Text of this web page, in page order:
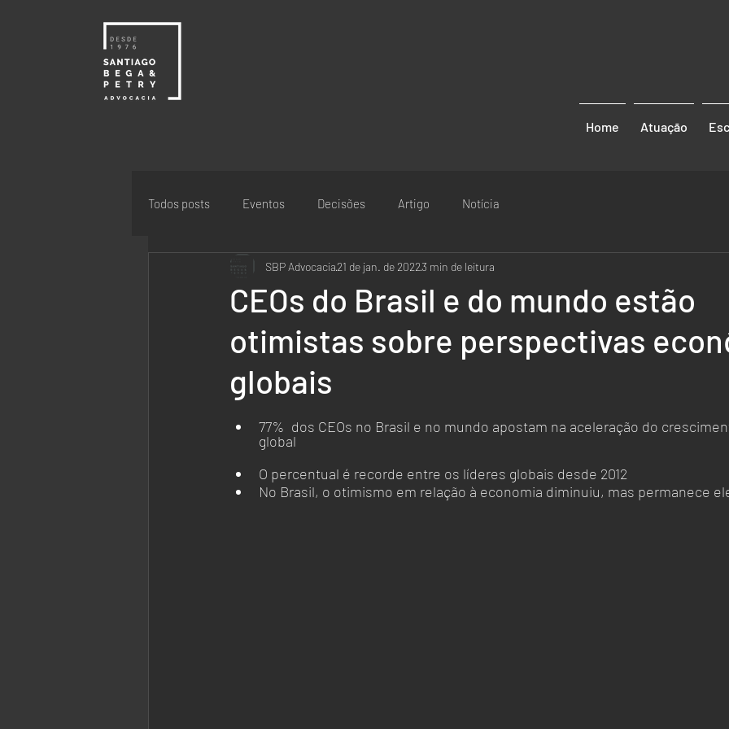
Home Atuação
Todos posts Eventos Decisões Artigo Notícia
CEOs do Brasil e do mundo estão
otimistas sobre perspectivas
globais
SBP Advocacia21 de jan. de 20223 min de leitura
77% 	dos CEOs no Brasil e no mundo apostam na aceleração do crescimento conômico
global
O percentual é recorde entre os líderes globais desde 2012
No Brasil, o otimismo em relação à economia diminuiu, mas permanece